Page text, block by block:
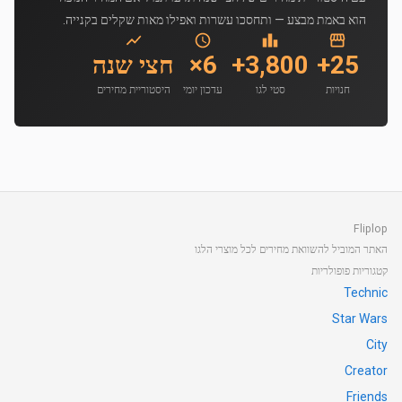
הוא באמת מבצע — ותחסכו עשרות ואפילו מאות שקלים בקנייה.
25+
חנויות
3,800+
סטי לגו
6×
עדכון יומי
חצי שנה
היסטוריית מחירים
Fliplop
האתר המוביל להשוואת מחירים לכל מוצרי הלגו
קטגוריות פופולריות
Technic
Star Wars
City
Creator
Friends